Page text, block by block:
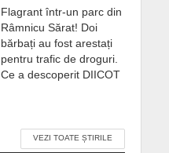
Flagrant într-un parc din
Râmnicu Sărat! Doi
bărbați au fost arestați
pentru trafic de droguri.
Ce a descoperit DIICOT
VEZI TOATE ȘTIRILE